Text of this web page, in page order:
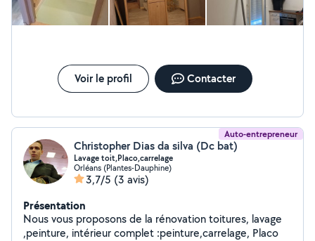
Voir le profil Contacter
Auto-entrepreneur
Christopher Dias da silva (Dc bat)
Lavage toit,Placo,carrelage
Orléans (Plantes-Dauphine)
3,7/5 (3 avis)
Présentation
Nous vous proposons de la rénovation toitures, lavage
,peinture, intérieur complet :peinture,carrelage, Placo